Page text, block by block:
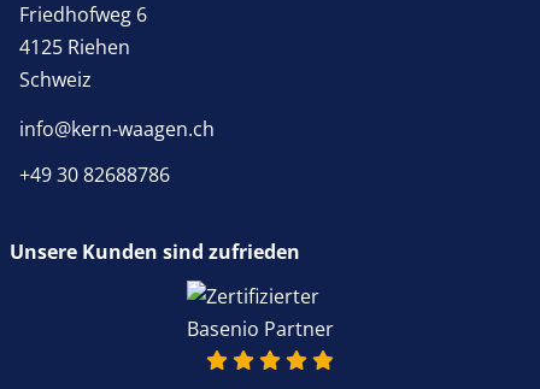
Friedhofweg 6
4125 Riehen
Schweiz
info@kern-waagen.ch
+49 30 82688786
Unsere Kunden sind zufrieden
4.9 von 5